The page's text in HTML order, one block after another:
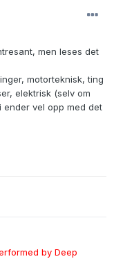
men leses det
motorteknisk, ting
elektrisk (selv om
ender vel opp med det
by Deep